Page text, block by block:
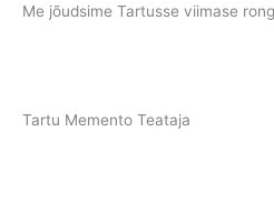
Me jõudsime Tartusse viimase
Tartu Memento Teataja